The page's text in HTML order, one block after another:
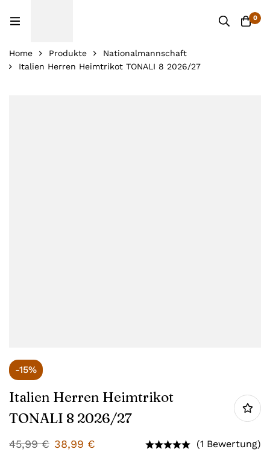
0
Home Produkte
Nationalmannschaft
Italien Herren Heimtrikot TONALI 8 2026/27
-15%
Italien Herren Heimtrikot
TONALI 8 2026/27
45,99€ 38,99 € (1 Bewertung)